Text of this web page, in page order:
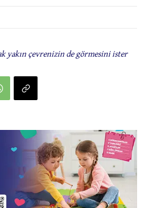
yakın çevrenizin de görmesini ister